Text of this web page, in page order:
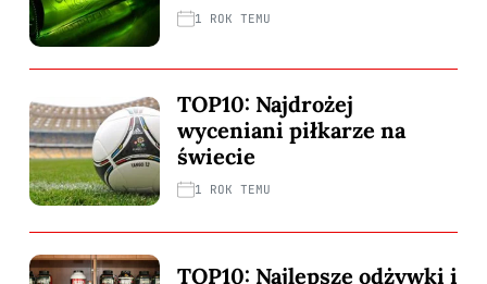
1 ROK TEMU
TOP10: Najdrożej
wyceniani piłkarze na
świecie
1 ROK TEMU
TOP10: Najlepsze odżywki i